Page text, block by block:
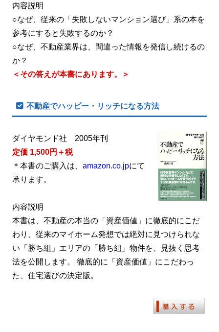
内容説明
○なぜ、従来の「失敗しないマンション選び」系の本を
参考にすると失敗するのか？
○なぜ、不動産業界は、間違った情報を発信し続けるの
か？
＜その答えが本書にあります。＞
不動産でハッピー・リッチになる方法
ダイヤモンド社 2005年刊
定価 1,500円＋税
＊本書のご購入は、 amazon.co.jpにて
承ります。
内容説明
本書は、不動産の本当の「資産価値」に徹底的にこだ
わり、従来のマイホーム発想では絶対に見つけられな
い「勝ち組」エリアの「勝ち組」物件を、見抜く思考
法を公開します。 徹底的に「資産価値」にこだわっ
た、住宅選びの決定版。